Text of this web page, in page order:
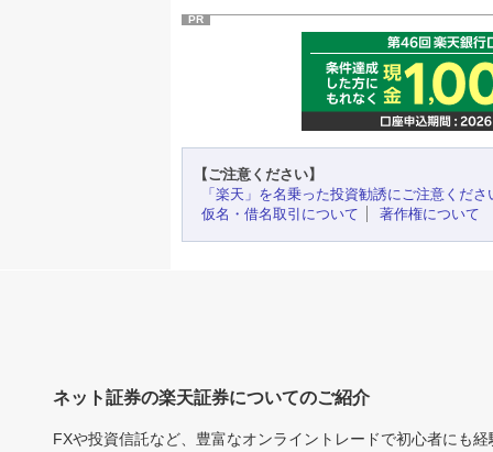
PR
【ご注意ください】
「楽天」を名乗った投資勧誘にご注意くださ
仮名・借名取引について
著作権について
ネット証券の楽天証券についてのご紹介
FXや投資信託など、豊富なオンライントレードで初心者にも